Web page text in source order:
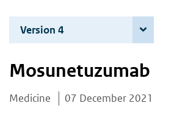
are
here:
Version 4
Mosunetuzumab
Medicine 07 December 2021